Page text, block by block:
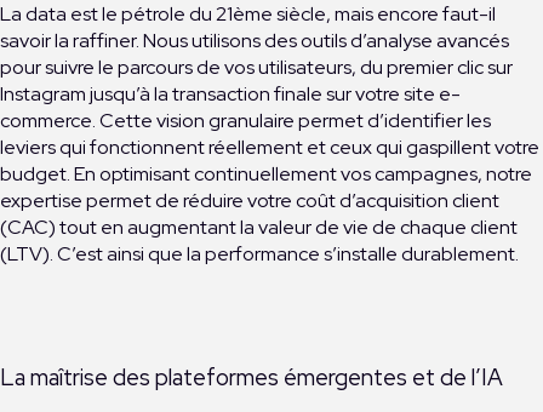
La data est le pétrole du 21ème siècle, mais encore faut-il
savoir la raffiner. Nous utilisons des outils d’analyse avancés
pour suivre le parcours de vos utilisateurs, du premier clic sur
Instagram jusqu’à la transaction finale sur votre site e-
commerce. Cette vision granulaire permet d’identifier les
leviers qui fonctionnent réellement et ceux qui gaspillent votre
budget. En optimisant continuellement vos campagnes, notre
expertise permet de réduire votre coût d’acquisition client
(CAC) tout en augmentant la valeur de vie de chaque client
(LTV). C’est ainsi que la performance s’installe durablement.
La maîtrise des plateformes émergentes et de l’IA